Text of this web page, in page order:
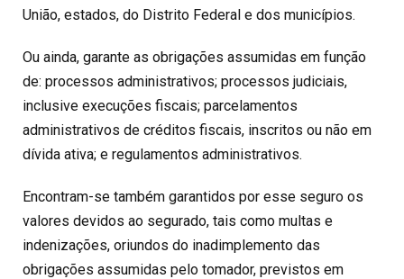
União, estados, do Distrito Federal e dos municípios.
Ou ainda, garante as obrigações assumidas em função
de: processos administrativos; processos judiciais,
inclusive execuções fiscais; parcelamentos
administrativos de créditos fiscais, inscritos ou não em
dívida ativa; e regulamentos administrativos.
Encontram-se também garantidos por esse seguro os
valores devidos ao segurado, tais como multas e
indenizações, oriundos do inadimplemento das
obrigações assumidas pelo tomador, previstos em